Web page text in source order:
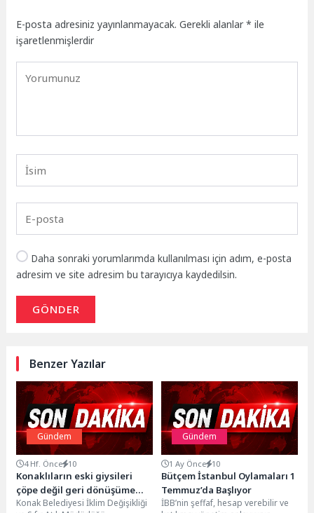
E-posta adresiniz yayınlanmayacak. Gerekli alanlar* ile
işaretlenmişlerdir
Daha sonraki yorumlarımda kullanılması için adım, e-posta
adresim ve site adresim bu tarayıcıya kaydedilsin.
GÖNDER
Benzer Yazılar
Gündem
4 Hf. Önce 10
Konaklıların eski giysileri
çöpe değil geri dönüşüme
gidiyor
Konak Belediyesi İklim Değişikliği
Gündem
1 Ay Önce 10
Bütçem İstanbul Oylamaları 1
Temmuz’da Başlıyor
İBB’nin şeffaf, hesap verebilir ve